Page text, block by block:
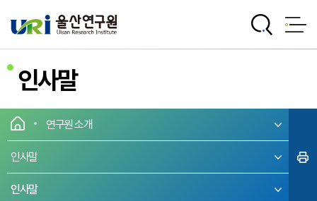
인사말
연구원 소개
인사말
인사말